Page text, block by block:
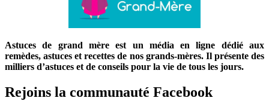
Astuces de grand mère est un média en ligne dédié aux
remèdes, astuces et recettes de nos grands-mères. Il présente des
milliers d’astuces et de conseils pour la vie de tous les jours.
Rejoins la communauté Facebook